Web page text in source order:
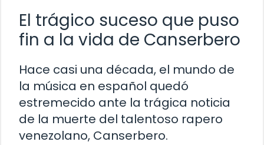
El trágico suceso que puso
fin a la vida de Canserbero
Hace casi una década, el mundo de
la música en español quedó
estremecido ante la trágica noticia
de la muerte del talentoso rapero
venezolano, Canserbero.